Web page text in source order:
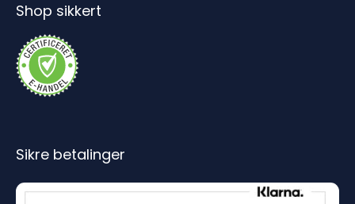
Shop sikkert
Sikre betalinger